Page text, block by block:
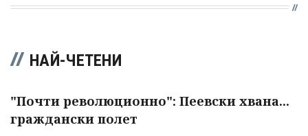
НАЙ-ЧЕТЕНИ
"Почти революционно": Пеевски хвана...
граждански полет